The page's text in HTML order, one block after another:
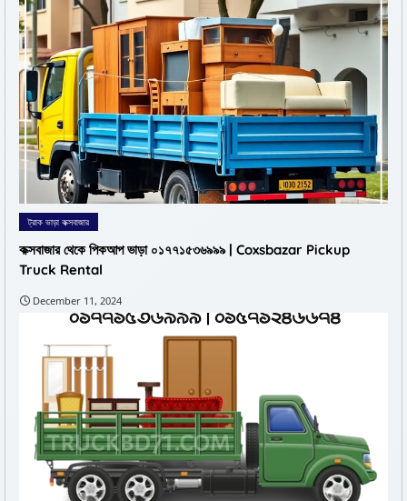
ট্রাক ভাড়া কক্সবাজার
কক্সবাজার থেকে পিকআপ ভাড়া ০১৭৭১৫৩৬৯৯৯ | Coxsbazar Pickup
Truck Rental
December 11, 2024